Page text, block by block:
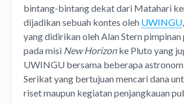
bintang-bintang dekat dari Matahari
dijadikan sebuah kontes oleh UWINGU
yang didirikan oleh Alan Stern
pada misi New Horizonke Pluto yang
UWINGU bersama beberapa
Serikat yang bertujuan mencari dana
riset maupun kegiatan penjangkauan